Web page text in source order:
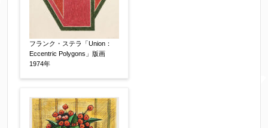
フランク・ステラ「Union：
Eccentric Polygons」版画
1974年